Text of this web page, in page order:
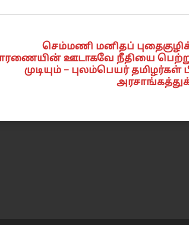
செம்மணி மனிதப்
ஊடாகவே நீதியை
முடியும் – புலம்பெயர் தமிழர்கள்